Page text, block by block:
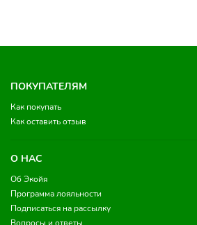
ПОКУПАТЕЛЯМ
Как покупать
Как оставить отзыв
О НАС
Об Экойя
Программа лояльности
Подписаться на рассылку